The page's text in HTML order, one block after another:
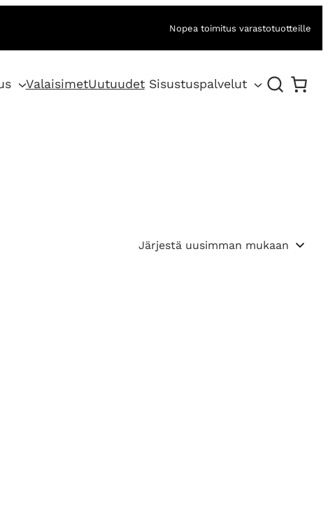
Nopea toimitus varastotuotteille
ValaisimetUutuudet Sisustuspalvelut